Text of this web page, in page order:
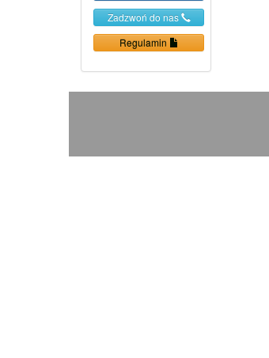
Zadzwoń do nas
Regulamin